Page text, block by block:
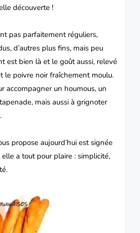
découverte !
pas parfaitement réguliers,
d’autres plus fins, mais peu
est bien là et le goût aussi, relevé
le poivre noir fraîchement moulu.
accompagner un houmous, un
mais aussi à grignoter
propose aujourd’hui est signée
a tout pour plaire : simplicité,